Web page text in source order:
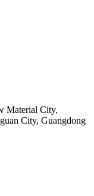
Material City,
City, Guangdong